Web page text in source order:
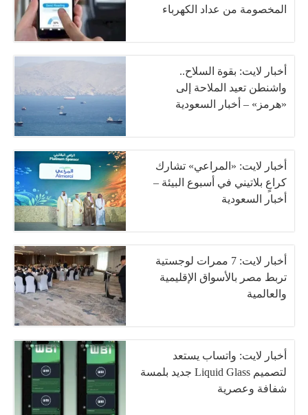
المخصومة من عداد الكهرباء
أخبار لايت: بقوة السلاح..
واشنطن تعيد الملاحة إلى
«هرمز» – أخبار السعودية
أخبار لايت: «المراعي» تشارك
كراعٍ بلاتيني في أسبوع البيئة –
أخبار السعودية
أخبار لايت: 7 ممرات لوجستية
تربط مصر بالأسواق الإقليمية
والعالمية
أخبار لايت: واتساب يستعد
لتصميم Liquid Glass جديد بلمسة
شفافة وعصرية